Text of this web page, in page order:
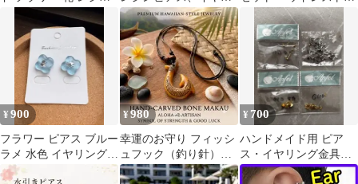
夏ピアス
ング、プレゼントボッ
クス風ピアス
ック 車内収納 取り外し
不要 荷物掛け 耐荷重
10kg 車内収納フック 車
用フック 荷崩れ防止 取
り外し不要 簡単取付
¥900
フラワー ピアス ブルー
ラメ 水色 イヤリング変
更 小ぶり アクセサリー
¥980
幸運のお守り フィッシ
ュフック（釣り針）ネ
ックレス モアナ ハワイ
¥ 700
ハンドメイド用 ピア
ス・イヤリング金具セ
ット｜サージカルステ